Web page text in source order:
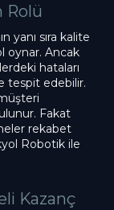
Rolü
yanı sıra kalite
oynar. Ancak
hataları
tespit edebilir.
Fakat
rekabet
Robotik ile
Kazanç